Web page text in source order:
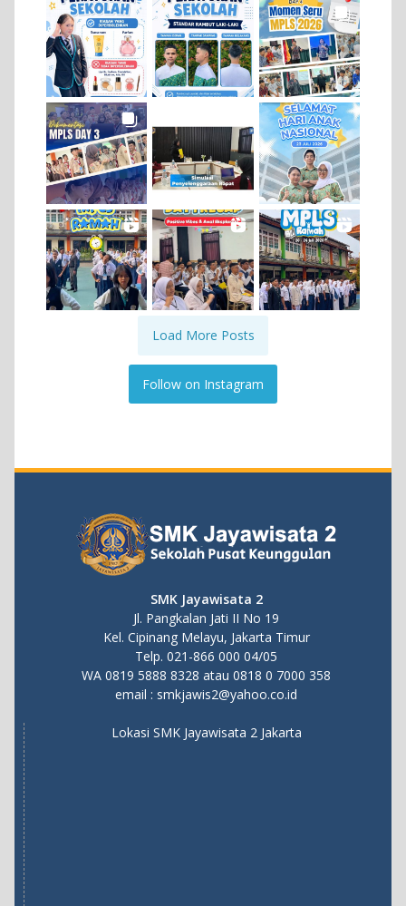
Load More Posts
Follow on Instagram
SMK Jayawisata 2
Jl. Pangkalan Jati II No 19
Kel. Cipinang Melayu, Jakarta Timur
Telp. 021-866 000 04/05
WA0819 5888 8328 atau0818 0 7000 358
email : smkjawis2@yahoo.co.id
Lokasi SMK Jayawisata 2 Jakarta